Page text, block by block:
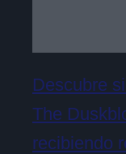
Descubre
The
recibiendo